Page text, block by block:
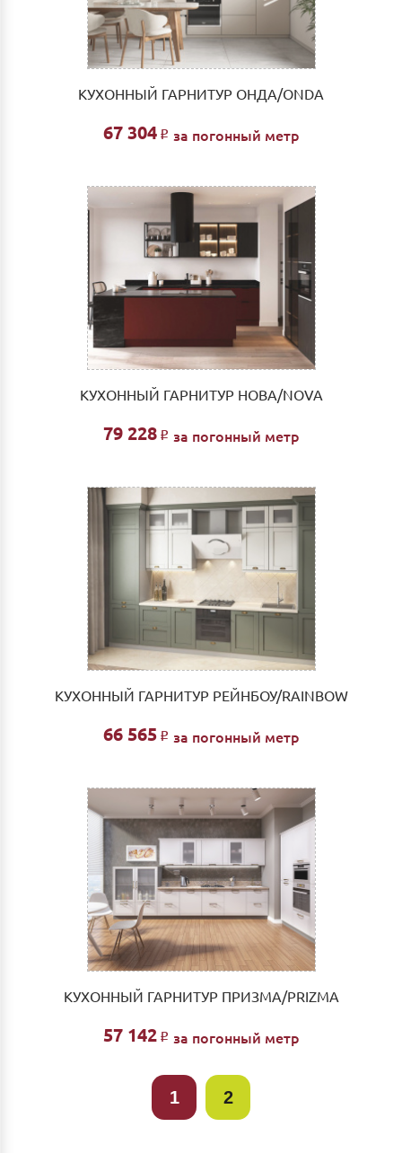
КУХОННЫЙ ГАРНИТУР ОНДА/ONDA
67 304 Р за погонный метр
КУХОННЫЙ ГАРНИТУР НОВА/NOVA
79 228 Р за погонный метр
КУХОННЫЙ ГАРНИТУР РЕЙНБОУ/RAINBOW
66 565 Р за погонный метр
КУХОННЫЙ ГАРНИТУР ПРИЗМА/PRIZMA
57 142 Р за погонный метр
1 2